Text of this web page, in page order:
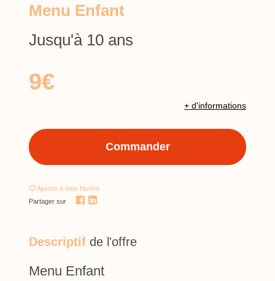
Menu Enfant
Jusqu'à 10 ans
9€
+ d'informations
Commander
Ajouter à mes favoris
Partager sur
Descriptif de l'offre
Menu Enfant